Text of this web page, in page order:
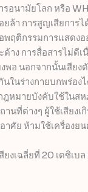
อนามัยโลก หรือ
ยล้า การสูญเสียกา
ติกรรมการแสดงอ
ง การสื่อสารไม่ดีเ
อ นอกจากนั้นเสียง
ในร่างกายบกพร่อง
หมายบังคับใช้ในส
ที่ต่างๆ ผู้ใช้เสียงเ
ย ห้ามใช้เครื่องยน
งเฉลี่ยที่ 20 เดซิเบ